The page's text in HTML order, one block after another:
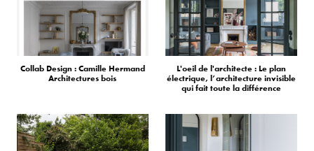
Collab Design : Camille Hermand
Architectures bois
L'oeil de l'architecte : Le plan
électrique, l’architecture invisible
qui fait toute la différence